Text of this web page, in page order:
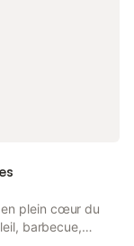
en plein cœur du
barbecue,